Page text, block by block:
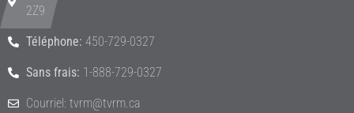
2Z9
Téléphone: 450-729-0327
Sans frais: 1-888-729-0327
Courriel: tvrm@tvrm.ca